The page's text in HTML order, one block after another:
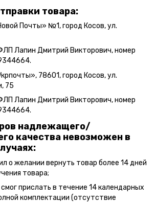
товара:
Почты» №1, город Косов,ул.
Лапин Дмитрий Викторович, номер
», 78601, город Косов, ул.
75
Лапин Дмитрий Викторович, номер
надлежащего/
качества невозможен в
о желании вернуть товар более 14 дней
товара;
прислать в течение 14 календарных
комплектации (отсутствие